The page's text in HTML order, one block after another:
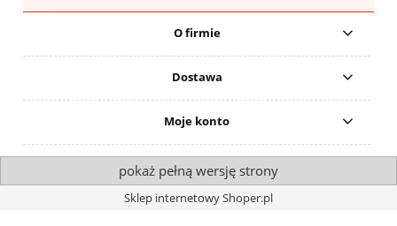
O firmie
Dostawa
Moje konto
pokaż pełną wersję strony
Sklep internetowy Shoper.pl